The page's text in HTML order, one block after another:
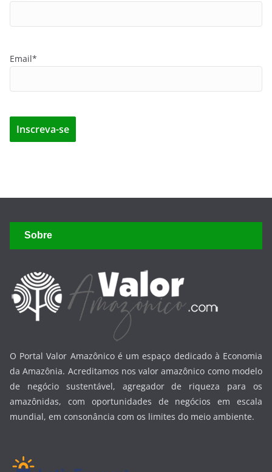
Email*
Sobre
O Portal Valor Amazônico é um espaço dedicado à Economia
da Amazônia. Acreditamos nos valor amazônico como modelo
de negócio sustentável, agregador de riqueza para os
amazônidas, com oportunidades de negócios em escala
mundial, em consonância com os limites do meio ambiente.